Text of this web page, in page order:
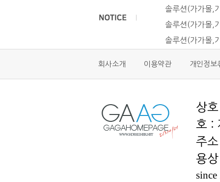
솔루션(가가몰,
솔루션(가가몰,
솔루션(가가몰,
회사소개 이용약관 개인정보
호 :
용